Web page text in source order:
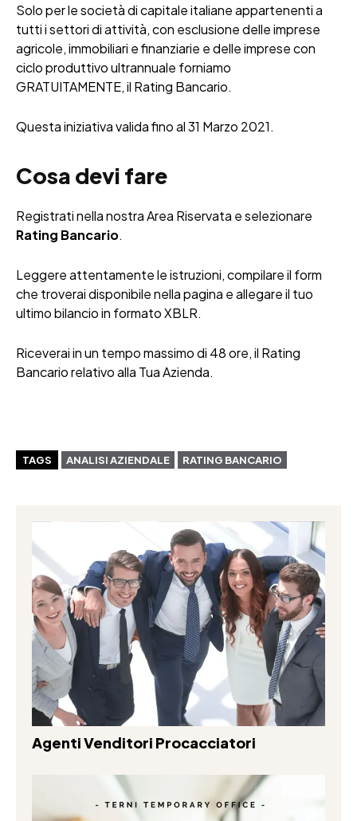
Solo per le società di capitale italiane appartenenti a
tutti i settori di attività, con esclusione delle imprese
agricole, immobiliari e finanziarie e delle imprese con
ciclo produttivo ultrannuale forniamo
GRATUITAMENTE, il Rating Bancario.
Questa iniziativa valida fino al 31 Marzo 2021.
Cosa devi fare
Registrati nella nostra Area Riservata e selezionare
Rating Bancario.
Leggere attentamente le istruzioni, compilare il form
che troverai disponibile nella pagina e allegare il tuo
ultimo bilancio in formato XBLR.
Riceverai in un tempo massimo di 48 ore, il Rating
Bancario relativo alla Tua Azienda.
TAGS ANALISI AZIENDALE RATING BANCARIO
Agenti Venditori Procacciatori